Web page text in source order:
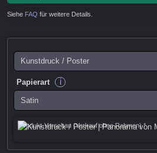
Siehe FAQ für weitere Details.
Papierart i
Produkt-Vorschau (Verkauf ohne Rahmen) *